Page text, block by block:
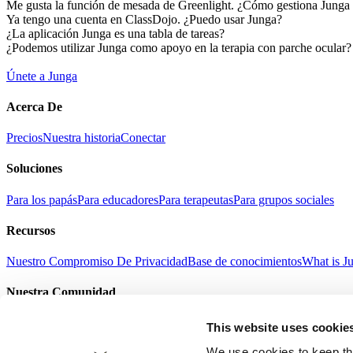
This website uses
Me gusta la función de mesada de Greenlight. ¿Cómo gestiona
Ya tengo una cuenta en ClassDojo. ¿Puedo usar Junga?
¿La aplicación Junga es una tabla de tareas?
¿Podemos utilizar Junga como apoyo en la terapia con parche ocular?
Únete a Junga
Acerca De
PreciosNuestra historiaConectar
Soluciones
Para los papásPara educadoresPara terapeutasPara grupos sociales
Recursos
Nuestro Compromiso De PrivacidadBase de conocimientosWhat is
Nuestra Comunidad
Regalo JungaNoticias